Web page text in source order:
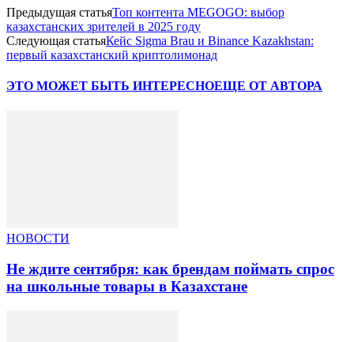
Предыдущая статьяТоп контента MEGOGO: выбор
казахстанских зрителей в 2025 году
Следующая статьяКейс Sigma Brau и Binance Kazakhstan:
первый казахстанский криптолимонад
ЭТО МОЖЕТ БЫТЬ ИНТЕРЕСНОЕЩЕ ОТ АВТОРА
НОВОСТИ
Не ждите сентября: как брендам поймать спрос
на школьные товары в Казахстане